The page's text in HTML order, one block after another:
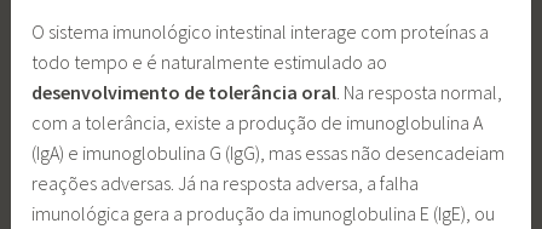
O sistema imunológico intestinal interage com proteínas a
todo tempo e é naturalmente estimulado ao
desenvolvimento de tolerância oral . Na resposta normal,
com a tolerância, existe a produção de imunoglobulina A
(IgA) e imunoglobulina G (IgG), mas essas não desencadeiam
reações adversas. Já na resposta adversa, a falha
imunológica gera a produção da imunoglobulina E (IgE), ou